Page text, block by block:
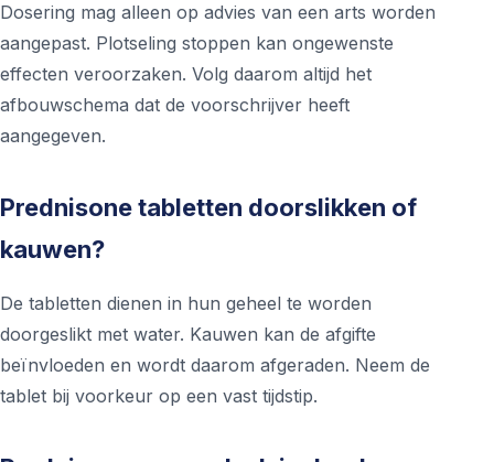
Dosering mag alleen op advies van een arts worden
aangepast. Plotseling stoppen kan ongewenste
effecten veroorzaken. Volg daarom altijd het
afbouwschema dat de voorschrijver heeft
aangegeven.
Prednisone tabletten doorslikken of
kauwen?
De tabletten dienen in hun geheel te worden
doorgeslikt met water. Kauwen kan de afgifte
beïnvloeden en wordt daarom afgeraden. Neem de
tablet bij voorkeur op een vast tijdstip.